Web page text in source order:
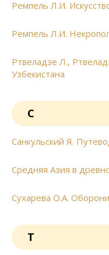
Ремпель Л.И.
Ремпель Л.И.
Ртвеладзе Л.,
Узбекистана
С
Санкульский Я.
Средняя Азия в
Сухарева О.А.
Т